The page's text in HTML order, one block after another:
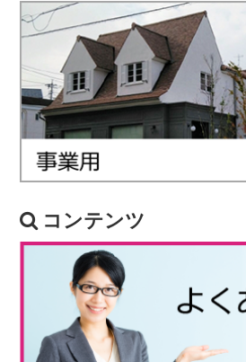
コンテンツ